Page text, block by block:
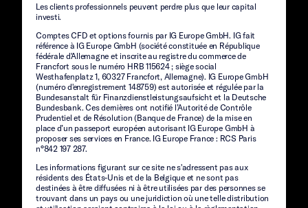
Les clients professionnels peuvent perdre plus que leur capital
investi.
Comptes CFD et options fournis par IG Europe GmbH. IG fait
référence à IG Europe GmbH (société constituée en République
fédérale d'Allemagne et inscrite au registre du commerce de
Francfort sous le numéro HRB 115624 ; siège social
Westhafenplatz 1, 60327 Francfort, Allemagne). IG Europe GmbH
(numéro d'enregistrement 148759) est autorisée et régulée par la
Bundesanstalt für Finanzdienstleistungsaufsicht et la Deutsche
Bundesbank. Ces dernières ont notifié l’Autorité de Contrôle
Prudentiel et de Résolution (Banque de France) de la mise en
place d’un passeport européen autorisant IG Europe GmbH à
proposer ses services en France. IG Europe France : RCS Paris
n°842 197 287.
Les informations figurant sur ce site ne s'adressent pas aux
résidents des États-Unis et de la Belgique et ne sont pas
destinées à être diffusées ni à être utilisées par des personnes se
trouvant dans un pays ou une juridiction où une telle distribution